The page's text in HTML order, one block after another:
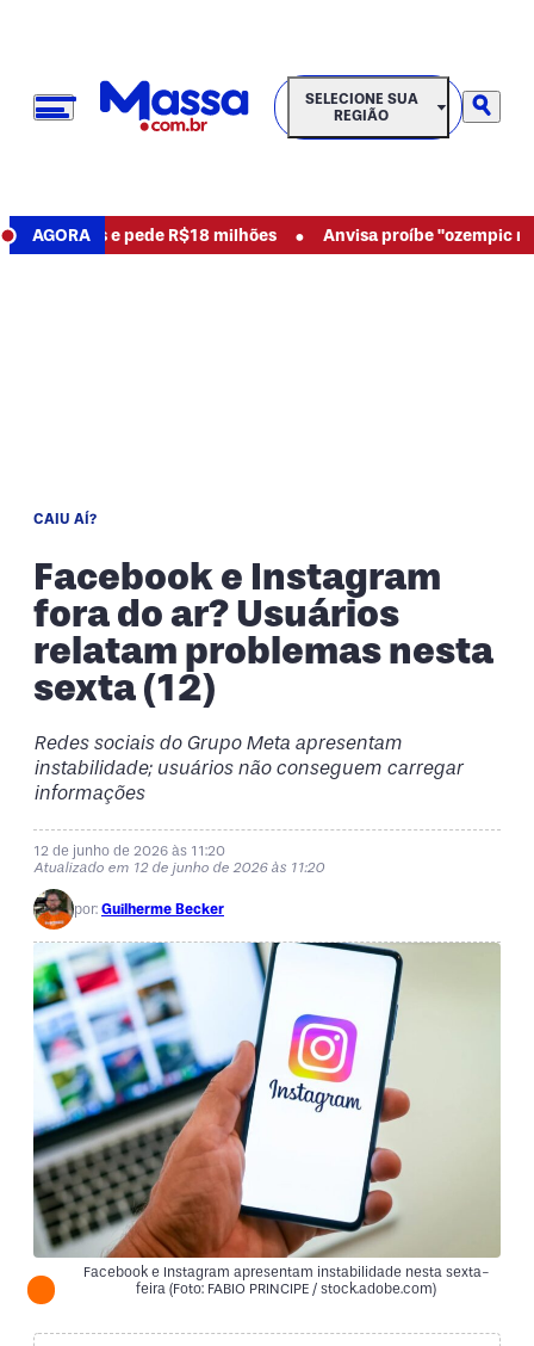
SELECIONE SUA REGIÃO
SELECIONE SUA
REGIÃO
AGORAe pede R$18 milhões • Anvisa proíbe "ozempic
CAIU AÍ?
Facebook e Instagram
fora do ar? Usuários
relatam problemas nesta
sexta (12)
Redes sociais do Grupo Meta apresentam
instabilidade; usuários não conseguem carregar
informações
12 de junho de 2026 às 11:20
Atualizado em 12 de junho de 2026 às 11:20
por: Guilherme Becker
Facebook e Instagram apresentam instabilidade nesta sexta-
feira (Foto: FABIO PRINCIPE / stock.adobe.com)